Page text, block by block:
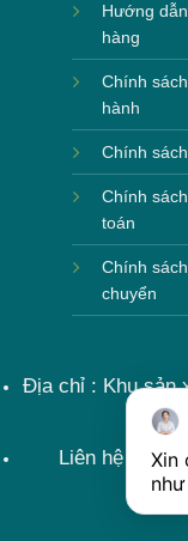
Hướng
hàng
Chính
hành
Chính
Chính
toán
Chính
chuyển
Địa chỉ : Khu sản
Liên hệ : Xin